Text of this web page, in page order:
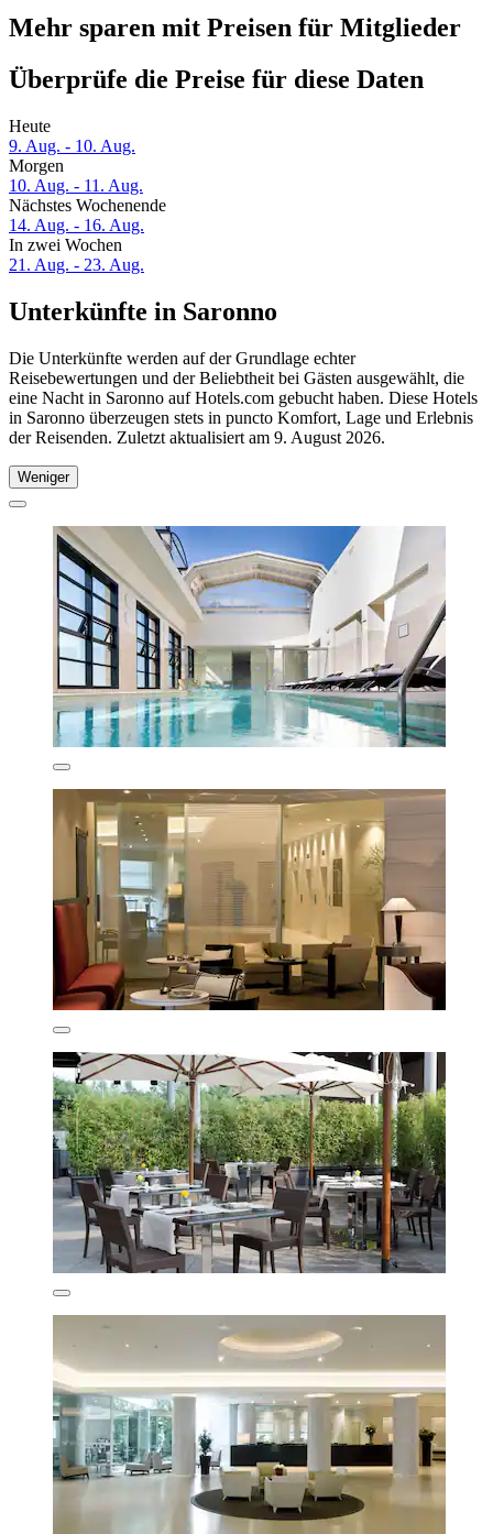
Mehr sparen mit Preisen für Mitglieder
Überprüfe die Preise für diese Daten
Heute
9. Aug. - 10. Aug.
Morgen
10. Aug. - 11. Aug.
Nächstes Wochenende
14. Aug. - 16. Aug.
In zwei Wochen
21. Aug. - 23. Aug.
Unterkünfte in Saronno
Die Unterkünfte werden auf der Grundlage echter
Reisebewertungen und der Beliebtheit bei Gästen ausgewählt, die
eine Nacht in Saronno auf Hotels.com gebucht haben. Diese Hotels
in Saronno überzeugen stets in puncto Komfort, Lage und Erlebnis
der Reisenden. Zuletzt aktualisiert am 9. August 2026.
Weniger